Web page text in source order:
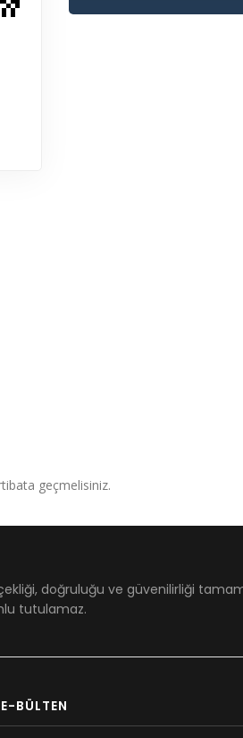
geçmelisiniz.
doğruluğu ve güvenilirliği
tutulamaz.
E-BÜLTEN